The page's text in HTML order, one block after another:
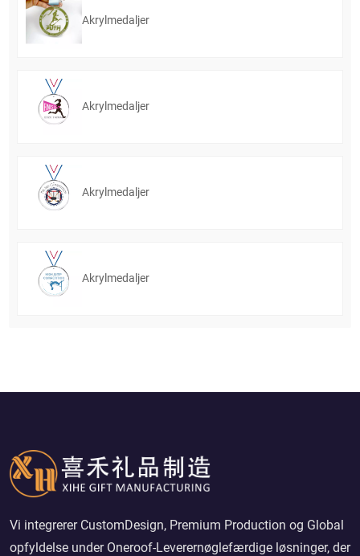
Akrylmedaljer
Akrylmedaljer
Akrylmedaljer
Akrylmedaljer
Vi integrerer CustomDesign, Premium Production og Global
opfyldelse under Oneroof-Leverernøglefærdige løsninger, der